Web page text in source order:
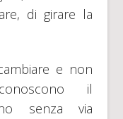
di girare la
e non
il
senza via